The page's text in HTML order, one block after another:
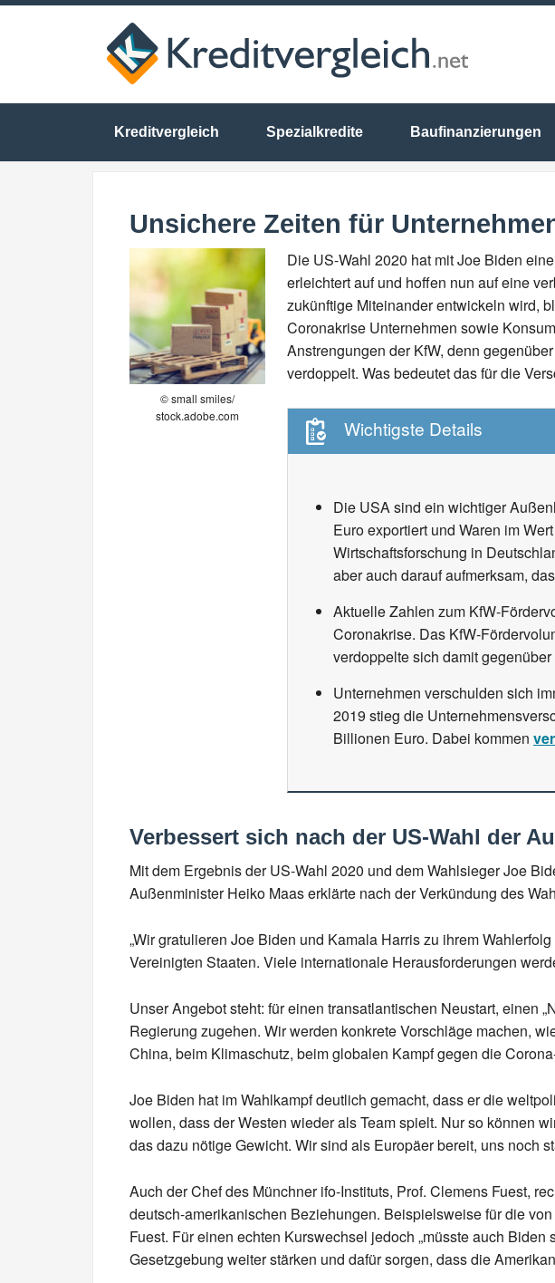
Kreditvergleich Spezialkredite Baufinanzierungen
Unsichere Zeiten für
© small smiles/
stock.adobe.com
Die US-Wahl 2020 hat mit Joe Biden
erleichtert auf und hoffen nun auf eine
zukünftige Miteinander entwickeln wird,
Coronakrise Unternehmen sowie
Anstrengungen der KfW, denn
verdoppelt. Was bedeutet das für die
Wichtigste Details
Die USA sind ein wichtiger
Euro exportiert und Waren im
Wirtschaftsforschung in
aber auch darauf aufmerksam,
Aktuelle Zahlen zum KfW-
Coronakrise. Das KfW-
verdoppelte sich damit
Unternehmen verschulden sich
2019 stieg die
Billionen Euro. Dabei kommen
Verbessert sich nach der US-Wahl der
Mit dem Ergebnis der US-Wahl 2020 und dem Wahlsieger Joe
Außenminister Heiko Maas erklärte nach der Verkündung des
„Wir gratulieren Joe Biden und Kamala Harris zu ihrem
Vereinigten Staaten. Viele internationale Herausforderungen
Unser Angebot steht: für einen transatlantischen Neustart, einen
Regierung zugehen. Wir werden konkrete Vorschläge machen,
China, beim Klimaschutz, beim globalen Kampf gegen die
Joe Biden hat im Wahlkampf deutlich gemacht, dass er die
wollen, dass der Westen wieder als Team spielt. Nur so können
das dazu nötige Gewicht. Wir sind als Europäer bereit, uns noch
Auch der Chef des Münchner ifo-Instituts, Prof. Clemens Fuest,
deutsch-amerikanischen Beziehungen. Beispielsweise für die
Fuest. Für einen echten Kurswechsel jedoch „müsste auch
Gesetzgebung weiter stärken und dafür sorgen, dass die